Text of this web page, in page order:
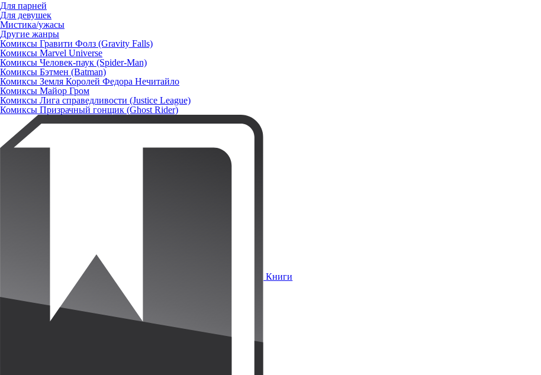
Для парней
Для девушек
Мистика/ужасы
Другие жанры
Комиксы Гравити Фолз (Gravity Falls)
Комиксы Marvel Universe
Комиксы Человек-паук (Spider-Man)
Комиксы Бэтмен (Batman)
Комиксы Земля Королей Федора Нечитайло
Комиксы Майор Гром
Комиксы Лига справедливости (Justice League)
Комиксы Призрачный гонщик (Ghost Rider)
Книги